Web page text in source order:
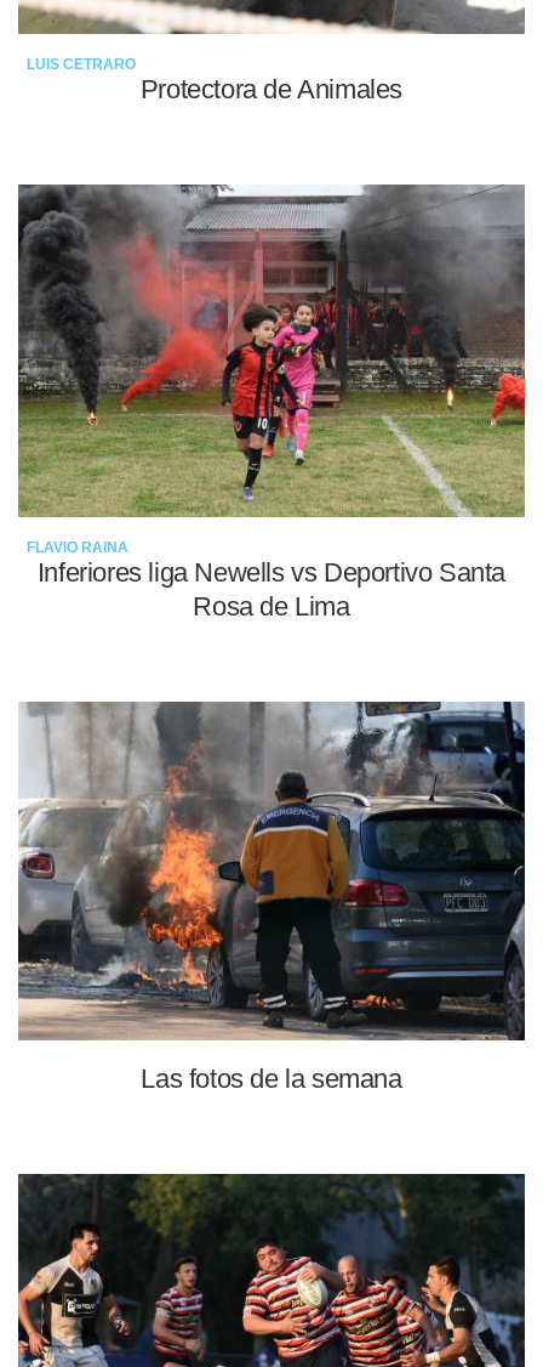
LUIS CETRARO
Protectora de Animales
FLAVIO RAINA
Inferiores liga Newells vs Deportivo Santa
Rosa de Lima
Las fotos de la semana